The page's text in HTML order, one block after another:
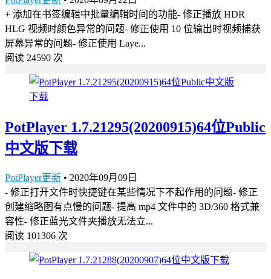
+ 添加在书签编辑中批量编辑时间的功能- 修正播放 HDR
HLG 视频时颜色异常的问题- 修正使用 10 位输出时视频捕获
屏幕异常的问题- 修正使用 Laye...
阅读 24590 次
PotPlayer 1.7.21295(20200915)64位Public
中文版下载
PotPlayer更新 • 2020年09月09日
- 修正打开文件时快捷键在某些情况下不起作用的问题- 修正
创建缩略图有点慢的问题- 提高 mp4 文件中的 3D/360 格式兼
容性- 修正蓝光文件夹播放无法立...
阅读 101306 次